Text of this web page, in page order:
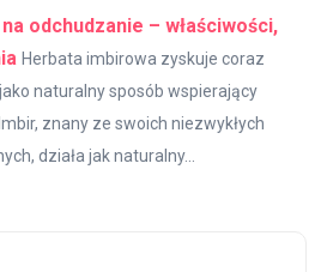
odchudzanie – właściwości,
Herbata imbirowa zyskuje coraz
naturalny sposób wspierający
znany ze swoich niezwykłych
działa jak naturalny...